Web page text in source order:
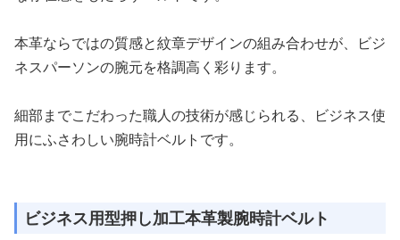
本革ならではの質感と紋章デザインの組み合わせが、ビジ
ネスパーソンの腕元を格調高く彩ります。
細部までこだわった職人の技術が感じられる、ビジネス使
用にふさわしい腕時計ベルトです。
ビジネス用型押し加工本革製腕時計ベルト